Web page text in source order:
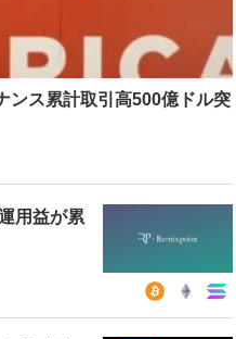
ンス累計取引高500億ドル突
用益が累